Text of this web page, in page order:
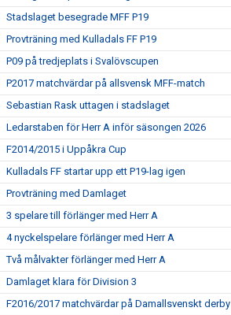
Stadslaget besegrade MFF P19
Provträning med Kulladals FF P19
P09 på tredjeplats i Svalövscupen
P2017 matchvärdar på allsvensk MFF-match
Sebastian Rask uttagen i stadslaget
Ledarstaben för Herr A inför säsongen 2026
F2014/2015 i Uppåkra Cup
Kulladals FF startar upp ett P19-lag igen
Provträning med Damlaget
3 spelare till förlänger med Herr A
4 nyckelspelare förlänger med Herr A
Två målvakter förlänger med Herr A
Damlaget klara för Division 3
F2016/2017 matchvärdar på Damallsvenskt derby